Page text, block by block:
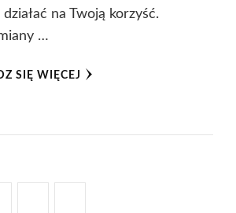
działać na Twoją korzyść.
…
SIĘ WIĘCEJ